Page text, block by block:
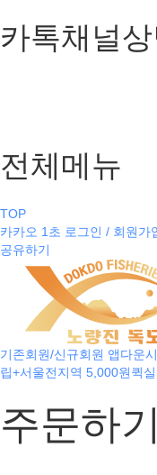
카톡채널
전체메뉴
TOP
카카오 1초 로그인 / 회원가
공유하기
기존회원/신규회원 앱다운
립+서울전지역 5,000원퀵실
주문하기